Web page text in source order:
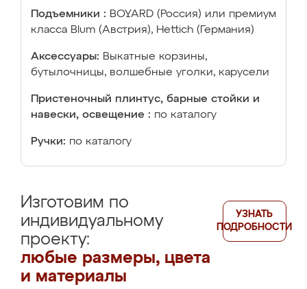
Подъемники : BOYARD (Россия) или премиум
класса Blum (Австрия), Hettich (Германия)
Аксессуары: Выкатные корзины,
бутылочницы, волшебные уголки, карусели
Пристеночный плинтус, барные стойки и
навески, освещение : по каталогу
Ручки: по каталогу
Изготовим по
индивидуальному
проекту:
любые размеры, цвета
и материалы
УЗНАТЬ
ПОДРОБНОСТИ